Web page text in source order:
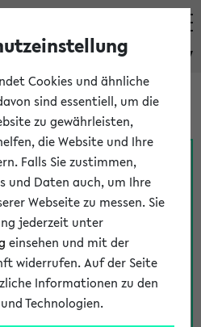
eKVV
Veranstaltungen
Fragen zu
finden Sie Ansprechpersonen
Veranstaltung. Der BIS
direkte Hilfe leisten.
Teilnahmemanagement
die Personen, die Ihre
haben, auf der
Cookies und ähnliche
sind essentiell, um die
zu gewährleisten,
die Website und Ihre
Falls Sie zustimmen,
und Daten auch, um Ihre
Webseite zu messen. Sie
jederzeit unter
einsehen und mit der
widerrufen. Auf der Seite
Informationen zu den
Technologien.